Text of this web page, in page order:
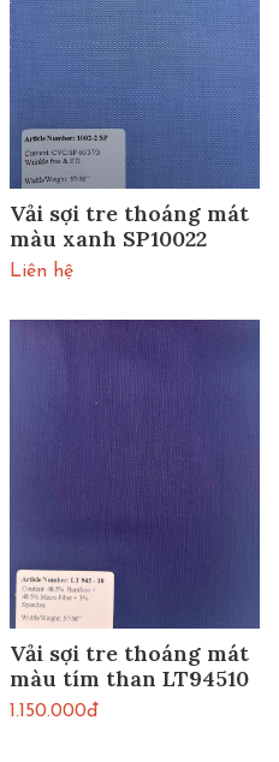
Vải sợi tre thoáng mát
màu xanh SP10022
Liên hệ
Vải sợi tre thoáng mát
màu tím than LT94510
1.150.000đ